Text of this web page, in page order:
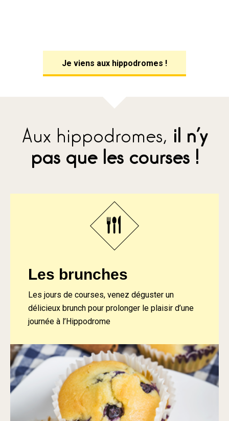
Je viens aux hippodromes !
Aux hippodromes, il n’y
pas que les courses !
Les brunches
Les jours de courses, venez déguster un
délicieux brunch pour prolonger le plaisir d’une
journée à l’Hippodrome